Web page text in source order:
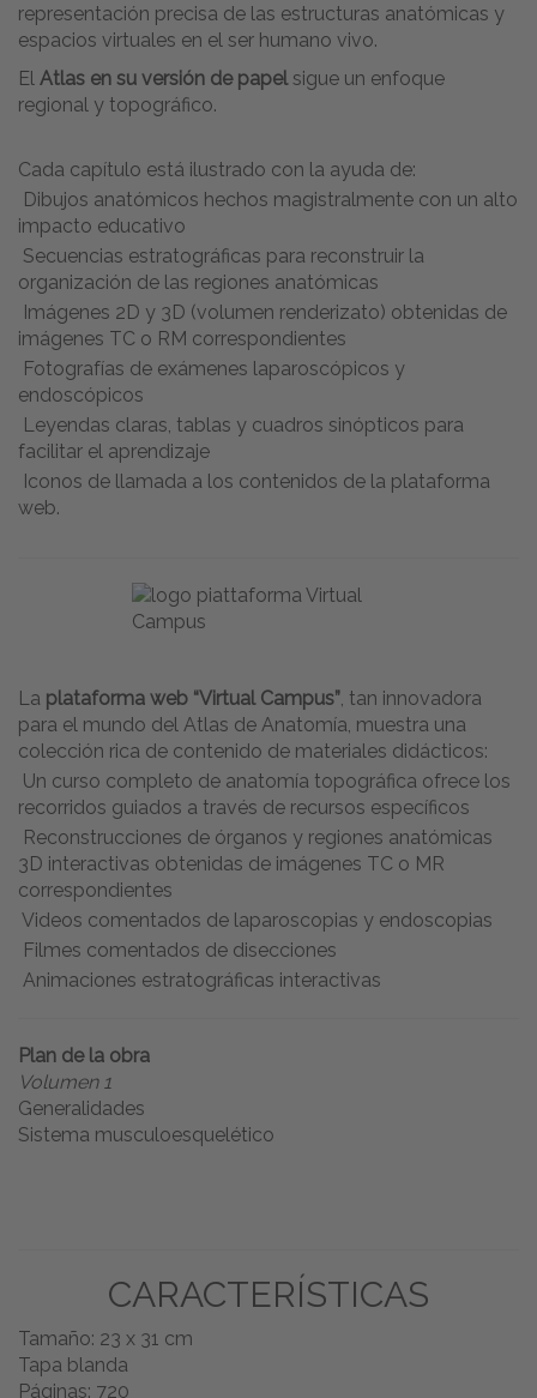
representación precisa de las estructuras anatómicas y
espacios virtuales en el ser humano vivo.
El Atlas en su versión de papelsigue un enfoque
regional y topográfico.
Cada capítulo está ilustrado con la ayuda de:
Dibujos anatómicos hechos magistralmente con un alto
impacto educativo
Secuencias estratográficas para reconstruir la
organización de las regiones anatómicas
Imágenes 2D y 3D (volumen renderizato) obtenidas de
imágenes TC o RM correspondientes
Fotografías de exámenes laparoscópicos y
endoscópicos
Leyendas claras, tablas y cuadros sinópticos para
facilitar el aprendizaje
Iconos de llamada a los contenidos de la plataforma
web.
La plataforma web “Virtual Campus” , tan innovadora
para el mundo del Atlas de Anatomía, muestra una
colección rica de contenido de materiales didácticos:
Un curso completo de anatomía topográfica ofrece los
recorridos guiados a través de recursos específicos
Reconstrucciones de órganos y regiones anatómicas
3D interactivas obtenidas de imágenes TC o MR
correspondientes
Videos comentados de laparoscopias y endoscopias
Filmes comentados de disecciones
Animaciones estratográficas interactivas
Plan de la obra
Volumen 1
Generalidades
Sistema musculoesquelético
CARACTERÍSTICAS
Tamaño: 23 x 31 cm
Tapa blanda
Páginas: 720